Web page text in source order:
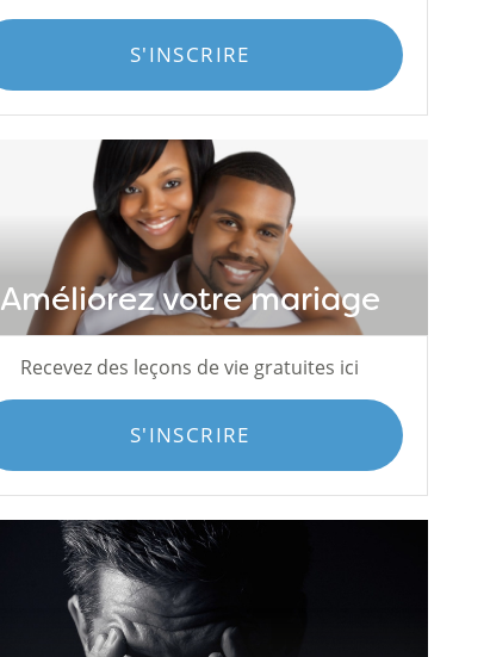
S'INSCRIRE
Améliorez votre mariage
Recevez des leçons de vie gratuites ici
S'INSCRIRE